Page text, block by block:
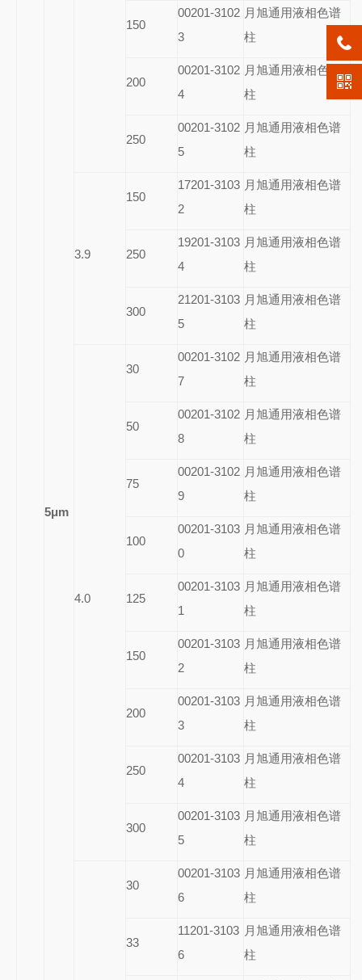
5μm
150
00201-3102
3
月旭通用液相色谱
柱
200
00201-3102
4
月旭通用液相色谱
柱
250
00201-3102
5
月旭通用液相色谱
柱
3.9
150
17201-3103
2
月旭通用液相色谱
柱
250
19201-3103
4
月旭通用液相色谱
柱
300
21201-3103
5
月旭通用液相色谱
柱
4.0
30
00201-3102
7
月旭通用液相色谱
柱
50
00201-3102
8
月旭通用液相色谱
柱
75
00201-3102
9
月旭通用液相色谱
柱
100
00201-3103
0
月旭通用液相色谱
柱
125
00201-3103
1
月旭通用液相色谱
柱
150
00201-3103
2
月旭通用液相色谱
柱
200
00201-3103
3
月旭通用液相色谱
柱
250
00201-3103
4
月旭通用液相色谱
柱
300
00201-3103
5
月旭通用液相色谱
柱
30
00201-3103
6
月旭通用液相色谱
柱
33
11201-3103
6
月旭通用液相色谱
柱